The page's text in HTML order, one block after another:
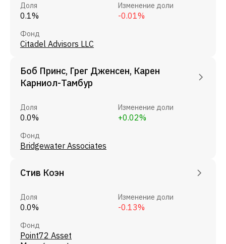
Доля
0.1%
Изменение доли
-0.01%
Фонд
Citadel Advisors LLC
Боб Принс, Грег Дженсен, Карен
Карниол-Тамбур
Доля
0.0%
Изменение доли
+0.02%
Фонд
Bridgewater Associates
Стив Коэн
Доля
0.0%
Изменение доли
-0.13%
Фонд
Point72 Asset